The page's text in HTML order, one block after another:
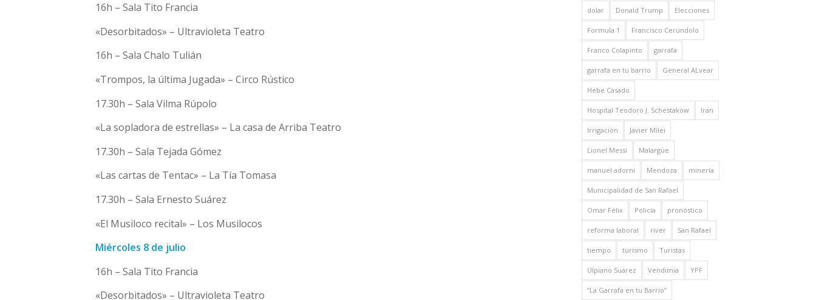
16h – Sala Tito Francia
«Desorbitados» – Ultravioleta Teatro
16h – Sala Chalo Tulián
«Trompos, la última Jugada» – Circo Rústico
17.30h – Sala Vilma Rúpolo
«La sopladora de estrellas» – La casa de Arriba Teatro
17.30h – Sala Tejada Gómez
«Las cartas de Tentac» – La Tía Tomasa
17.30h – Sala Ernesto Suárez
«El Musiloco recital» – Los Musilocos
Miércoles 8 de julio
16h – Sala Tito Francia
«Desorbitados» – Ultravioleta Teatro
dolar Donald Trump Elecciones
Formula 1 Francisco Cerúndolo
Franco Colapinto garrafa
garrafa en tu barrio General ALvear
Hebe Casado
Hospital Teodoro J. Schestakow Iran
Irrigación Javier Milei
Lionel Messi Malargüe
manuel adorni Mendoza minería
Municipalidad de San Rafael
Omar Félix Policía pronóstico
reforma laboral river San Rafael
tiempo turismo Turistas
Ulpiano Suarez Vendimia YPF
“La Garrafa en tu Barrio”